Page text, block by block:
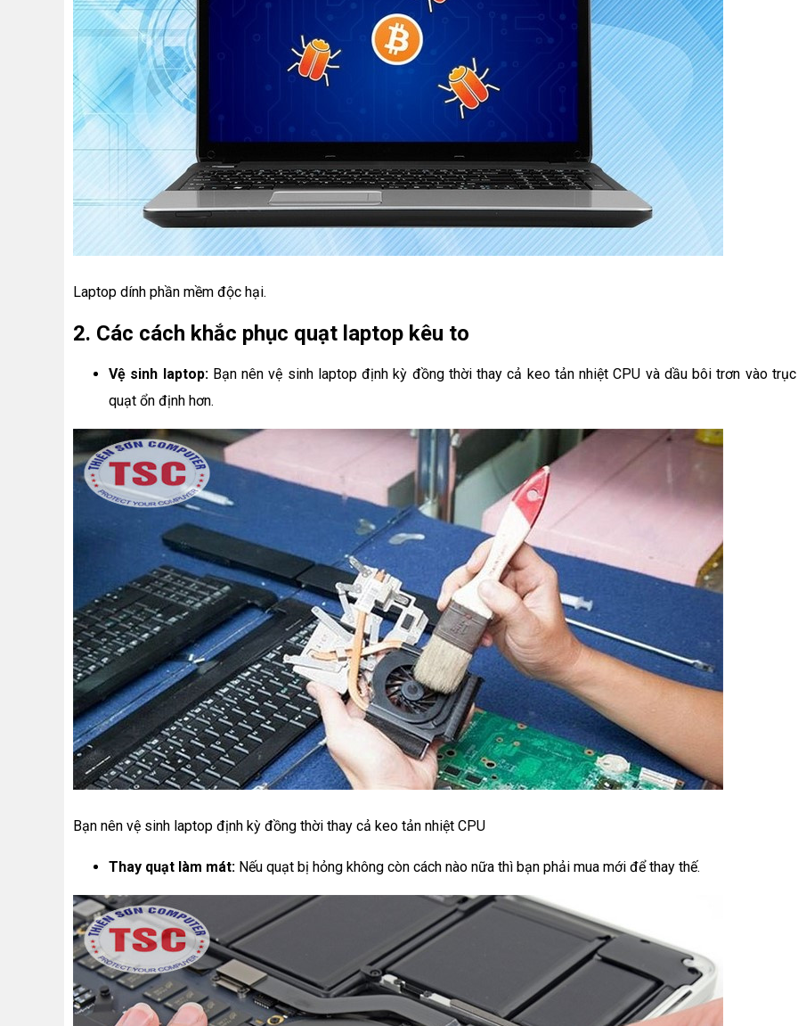
Laptop dính phần mềm độc hại.
2. Các cách khắc phục quạt laptop kêu to
Vệ sinh laptop:Bạn nên vệ sinh laptop định kỳ đồng thời thay cả keo tản nhiệt CPU và dầu bôi trơn vào
quạt ổn định hơn.
Bạn nên vệ sinh laptop định kỳ đồng thời thay cả keo tản nhiệt CPU
Thay quạt làm mát: Nếu quạt bị hỏng không còn cách nào nữa thì bạn phải mua mới để thay thế.